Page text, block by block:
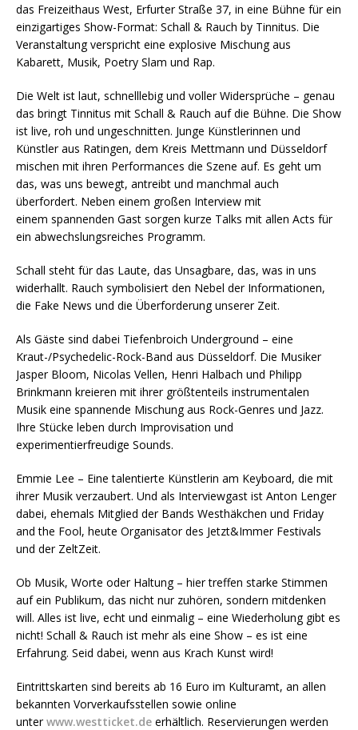
das Freizeithaus West, Erfurter Straße 37, in eine Bühne für ein
einzigartiges Show-Format: Schall & Rauch by Tinnitus. Die
Veranstaltung verspricht eine explosive Mischung aus
Kabarett, Musik, Poetry Slam und Rap.
Die Welt ist laut, schnelllebig und voller Widersprüche – genau
das bringt Tinnitus mit Schall & Rauch auf die Bühne. Die Show
ist live, roh und ungeschnitten. Junge Künstlerinnen und
Künstler aus Ratingen, dem Kreis Mettmann und Düsseldorf
mischen mit ihren Performances die Szene auf. Es geht um
das, was uns bewegt, antreibt und manchmal auch
überfordert. Neben einem großen Interview mit
einem spannenden Gast sorgen kurze Talks mit allen Acts für
ein abwechslungsreiches Programm.
Schall steht für das Laute, das Unsagbare, das, was in uns
widerhallt. Rauch symbolisiert den Nebel der Informationen,
die Fake News und die Überforderung unserer Zeit.
Als Gäste sind dabei Tiefenbroich Underground – eine
Kraut-/Psychedelic-Rock-Band aus Düsseldorf. Die Musiker
Jasper Bloom, Nicolas Vellen, Henri Halbach und Philipp
Brinkmann kreieren mit ihrer größtenteils instrumentalen
Musik eine spannende Mischung aus Rock-Genres und Jazz.
Ihre Stücke leben durch Improvisation und
experimentierfreudige Sounds.
Emmie Lee – Eine talentierte Künstlerin am Keyboard, die mit
ihrer Musik verzaubert. Und als Interviewgast ist Anton Lenger
dabei, ehemals Mitglied der Bands Westhäkchen und Friday
and the Fool, heute Organisator des Jetzt&Immer Festivals
und der ZeltZeit.
Ob Musik, Worte oder Haltung – hier treffen starke Stimmen
auf ein Publikum, das nicht nur zuhören, sondern mitdenken
will. Alles ist live, echt und einmalig – eine Wiederholung gibt es
nicht! Schall & Rauch ist mehr als eine Show – es ist eine
Erfahrung. Seid dabei, wenn aus Krach Kunst wird!
Eintrittskarten sind bereits ab 16 Euro im Kulturamt, an allen
bekannten Vorverkaufsstellen sowie online
unterwww.westticket.de erhältlich. Reservierungen werden